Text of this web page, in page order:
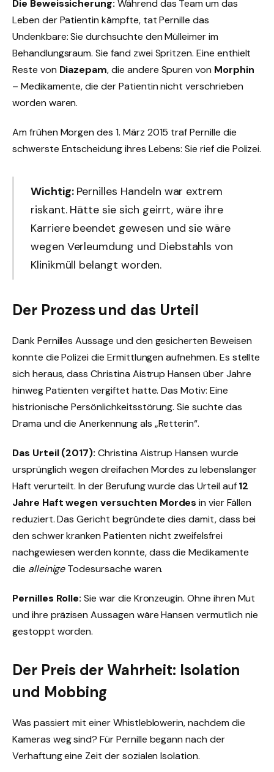
Die Beweissicherung: Während das Team um das
Leben der Patientin kämpfte, tat Pernille das
Undenkbare: Sie durchsuchte den Mülleimer im
Behandlungsraum. Sie fand zwei Spritzen. Eine enthielt
Reste von Diazepam, die andere Spuren von Morphin
– Medikamente, die der Patientin nicht verschrieben
worden waren.
Am frühen Morgen des 1. März 2015 traf Pernille die
schwerste Entscheidung ihres Lebens: Sie rief die Polizei.
Wichtig:Pernilles Handeln war extrem
riskant. Hätte sie sich geirrt, wäre ihre
Karriere beendet gewesen und sie wäre
wegen Verleumdung und Diebstahls von
Klinikmüll belangt worden.
Der Prozess und das Urteil
Dank Pernilles Aussage und den gesicherten Beweisen
konnte die Polizei die Ermittlungen aufnehmen. Es stellte
sich heraus, dass Christina Aistrup Hansen über Jahre
hinweg Patienten vergiftet hatte. Das Motiv: Eine
histrionische Persönlichkeitsstörung. Sie suchte das
Drama und die Anerkennung als „Retterin“.
Das Urteil (2017): Christina Aistrup Hansen wurde
ursprünglich wegen dreifachen Mordes zu lebenslanger
Haft verurteilt. In der Berufung wurde das Urteil auf12
Jahre Haft wegen versuchten Mordes in vier Fällen
reduziert. Das Gericht begründete dies damit, dass bei
den schwer kranken Patienten nicht zweifelsfrei
nachgewiesen werden konnte, dass die Medikamente
die alleinigeTodesursache waren.
Pernilles Rolle: Sie war die Kronzeugin. Ohne ihren Mut
und ihre präzisen Aussagen wäre Hansen vermutlich nie
gestoppt worden.
Der Preis der Wahrheit: Isolation
und Mobbing
Was passiert mit einer Whistleblowerin, nachdem die
Kameras weg sind? Für Pernille begann nach der
Verhaftung eine Zeit der sozialen Isolation.